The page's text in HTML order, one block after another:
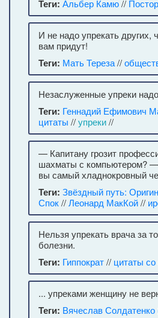
Теги: Альбер Камю//
И не надо упрекать других,
вам придут!
Теги: Мать Тереза//
Незаслуженные упреки
Теги: Геннадий Ефимович
цитаты //упреки//
— Капитану грозит
шахматы с компьютером?
вы самый хладнокровный
Теги: Звёздный путь:
Спок//Леонард МакКой//
Нельзя упрекать врача за
болезни.
Теги: Гиппократ// цитаты
... упреками женщину не
Теги: Вячеслав